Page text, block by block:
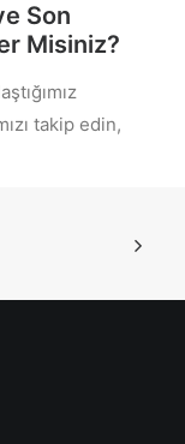
Son
Misiniz?
takip edin,